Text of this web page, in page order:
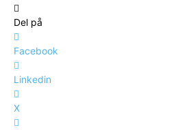
Del på
Facebook
Linkedin
X